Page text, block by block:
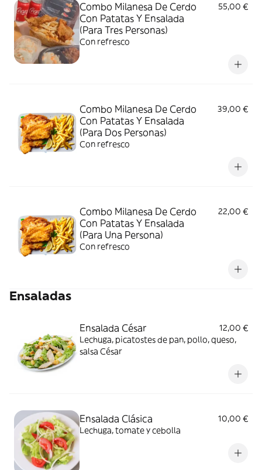
Combo Milanesa De Cerdo
Con Patatas Y Ensalada
(Para Tres Personas)
55,00 €
Con refresco
Combo Milanesa De Cerdo
Con Patatas Y Ensalada
(Para Dos Personas)
39,00 €
Con refresco
Combo Milanesa De Cerdo
Con Patatas Y Ensalada
(Para Una Persona)
22,00 €
Con refresco
Ensaladas
Ensalada César
12,00 €
Lechuga, picatostes de pan, pollo, queso,
salsa César
Ensalada Clásica
10,00 €
Lechuga, tomate y cebolla